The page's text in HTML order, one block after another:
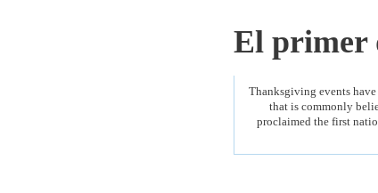
El primer
Thanksgiving events
that is commonly
proclaimed the first